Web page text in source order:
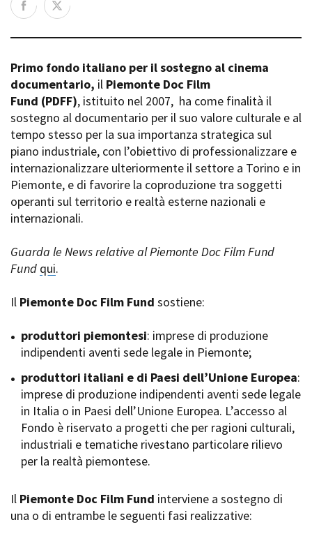
Storia della Fondazione
Partner
Rete regionale
Bilancio sociale
Amministrazione
trasparente
Bandi e gare
Sostenibilità ambientale
SERVIZI
Servizi generali
Spazi nella sede FCTP
Sala Casting
Sala Paolo Tenna
Piemonte Film Tv Fund
Piemonte Film Tv
Development Fund
Piemonte Doc Film Fund
Short Film Fund
PRODUCTION GUIDE
Società di produzione
Strutture di servizio
Attrici-Attori
Beginners
Guarda che storia!
La Grazia - Immagini e
location della Torino di Paolo
Sorrentino
Open Day
Ciak in TOur!
FESTIVAL, MARKETS,
AWARDS
International Film Festival
Festival de Cannes
Locarno Film Festival
Cinematografica Venezia
Toronto International Film
Festa del Cinema di Roma
Torino Film Festival
David di Donatello
Nastri d’Argento
Premio Solinas
Location - Accedi al tuo
profilo
Primo fondo italiano per il sostegno al cinema
documentario, il Piemonte Doc Film
Fund (PDFF), istituito nel 2007, ha come finalità il
sostegno al documentario per il suo valore culturale e al
tempo stesso per la sua importanza strategica sul
piano industriale, con l’obiettivo di professionalizzare e
internazionalizzare ulteriormente il settore a Torino e in
Piemonte, e di favorire la coproduzione tra soggetti
operanti sul territorio e realtà esterne nazionali e
internazionali.
Guarda le News relative al Piemonte Doc Film Fund
Fund qui.
Il Piemonte Doc Film Fund sostiene:
produttori piemontesi: imprese di produzione
indipendenti aventi sede legale in Piemonte;
produttori italiani e di Paesi dell’Unione Europea:
imprese di produzione indipendenti aventi sede legale
in Italia o in Paesi dell’Unione Europea. L’accesso al
Fondo è riservato a progetti che per ragioni culturali,
industriali e tematiche rivestano particolare rilievo
per la realtà piemontese.
Il Piemonte Doc Film Fund interviene a sostegno di
una o di entrambe le seguenti fasi realizzative: